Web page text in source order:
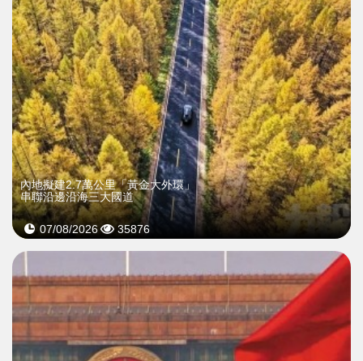
內地擬建2.7萬公里「黃金大外環」
串聯沿邊沿海三大國道
07/08/2026 35876